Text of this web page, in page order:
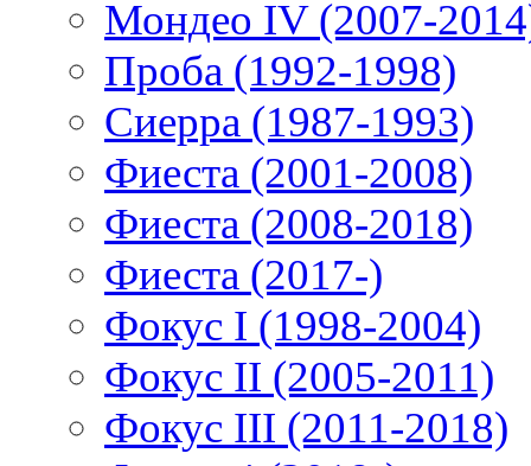
Мондео IV (2007-
Проба (1992-1998)
Сиерра (1987-1993)
Фиеста (2001-2008)
Фиеста (2008-2018)
Фиеста (2017-)
Фокус I (1998-2004)
Фокус II (2005-2011)
Фокус III (2011-2018)